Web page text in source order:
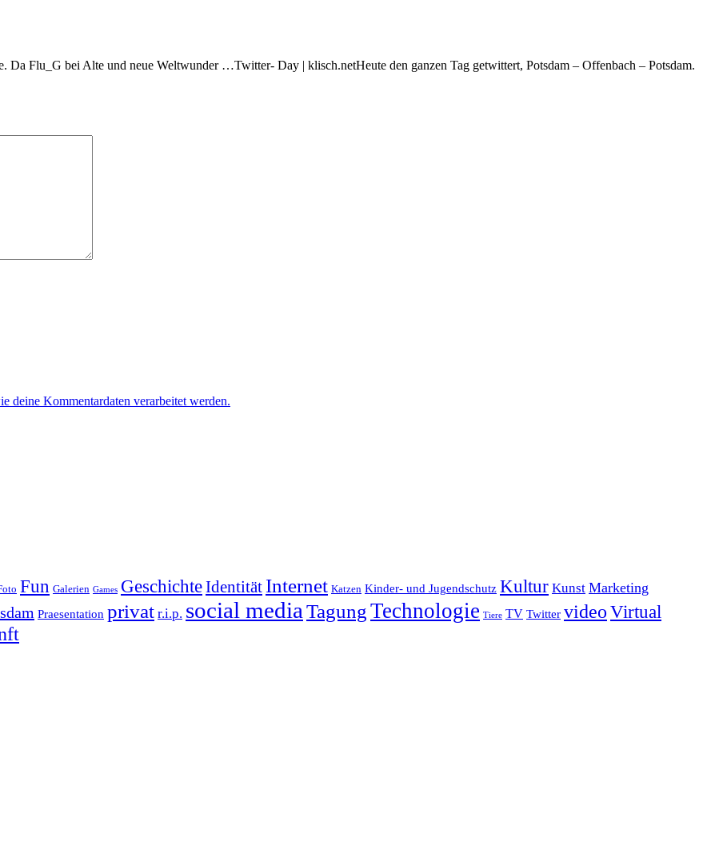
Flu_G bei Alte und neue Weltwunder …Twitter- Day | klisch.netHeute den ganzen Tag getwittert, Potsdam – Offenbach – Potsdam.
deine Kommentardaten verarbeitet werden.
Fun Galerien Games GeschichteIdentität Internet Katzen Kinder- und Jugendschutz Kultur Kunst Marketing
Praesentation privat r.i.p. social media TagungTechnologie Tiere TV Twitter video Virtual